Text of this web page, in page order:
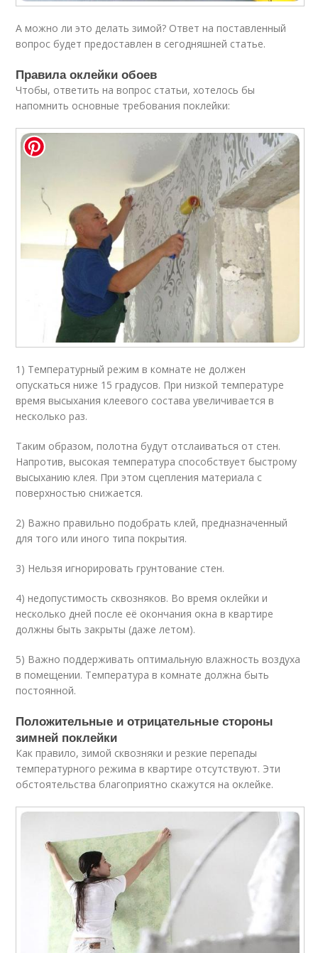
А можно ли это делать зимой? Ответ на поставленный
вопрос будет предоставлен в сегодняшней статье.
Правила оклейки обоев
Чтобы, ответить на вопрос статьи, хотелось бы
напомнить основные требования поклейки:
1) Температурный режим в комнате не должен
опускаться ниже 15 градусов. При низкой температуре
время высыхания клеевого состава увеличивается в
несколько раз.
Таким образом, полотна будут отслаиваться от стен.
Напротив, высокая температура способствует быстрому
высыханию клея. При этом сцепления материала с
поверхностью снижается.
2) Важно правильно подобрать клей, предназначенный
для того или иного типа покрытия.
3) Нельзя игнорировать грунтование стен.
4) недопустимость сквозняков. Во время оклейки и
несколько дней после её окончания окна в квартире
должны быть закрыты (даже летом).
5) Важно поддерживать оптимальную влажность воздуха
в помещении. Температура в комнате должна быть
постоянной.
Положительные и отрицательные стороны
зимней поклейки
Как правило, зимой сквозняки и резкие перепады
температурного режима в квартире отсутствуют. Эти
обстоятельства благоприятно скажутся на оклейке.